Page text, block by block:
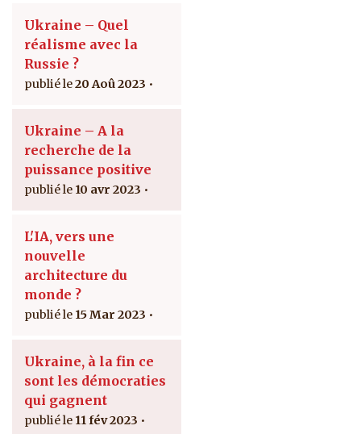
Ukraine – Quel
réalisme avec la
Russie ?
20 Aoû 2023
Ukraine – A la
recherche de la
puissance positive
10 avr 2023
L'IA, vers une
nouvelle
architecture du
monde ?
15 Mar 2023
Ukraine, à la fin ce
sont les démocraties
qui gagnent
11 fév 2023